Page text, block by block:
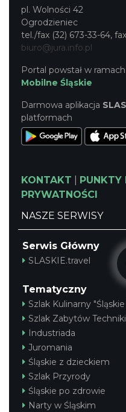
Podzamcze
8.07 km
8.07 km
Noc Perseidów w
pl. Wolności 42
Ogrodzieniec
tel./fax (32) 673-33-64,
biuro@jura.info.pl
Portal powstał w
Mobilne Śląskie
Darmowa aplikacja
platformach
KONTAKT PUNKTY
PRYWATNOŚCI
NASZE SERWISY
Serwis Główny
SLASKIE.travel
Tematyczny
Szlak Kulinarny
Szlak Zabytów Techniki
Industriada
Juromania
Śląskie z dzieckiem
Szlak Przyrody
Śląskie po zdrowie
Narty w Śląskim